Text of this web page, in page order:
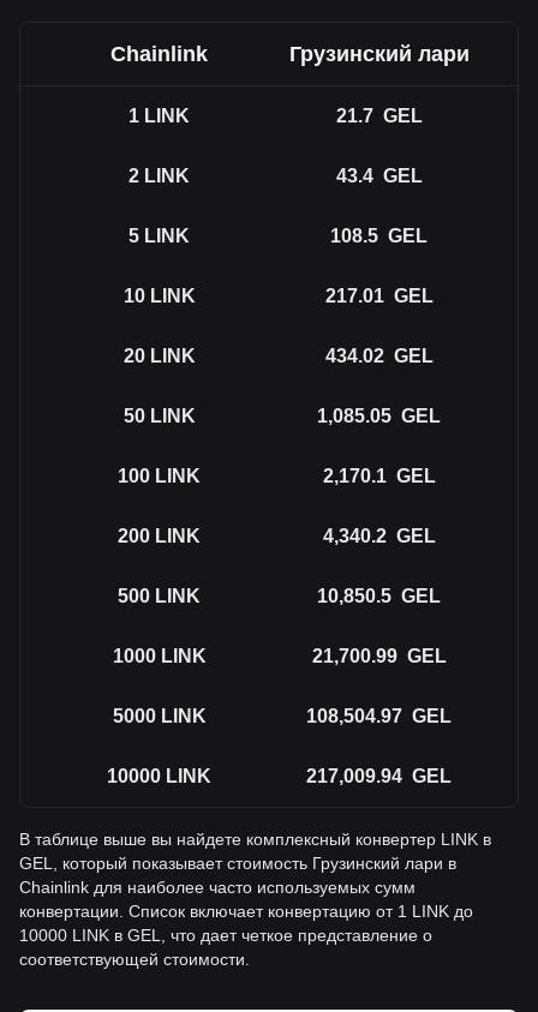
Chainlink Грузинский лари
1 LINK 21.7 GEL
2 LINK 43.4 GEL
5 LINK 108.5 GEL
10 LINK 217.01 GEL
20 LINK 434.02 GEL
50 LINK 1,085.05 GEL
100 LINK 2,170.1 GEL
200 LINK 4,340.2 GEL
500 LINK 10,850.5 GEL
1000 LINK 21,700.99 GEL
5000 LINK 108,504.97 GEL
10000 LINK 217,009.94 GEL
В таблице выше вы найдете комплексный конвертер LINK в
GEL, который показывает стоимость Грузинский лари в
Chainlink для наиболее часто используемых сумм
конвертации. Список включает конвертацию от 1 LINK до
10000 LINK в GEL, что дает четкое представление о
соответствующей стоимости.